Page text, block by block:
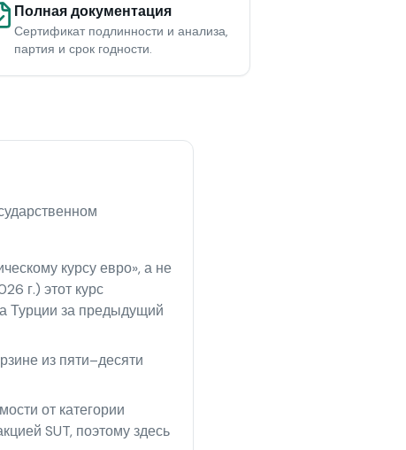
Полная документация
Сертификат подлинности и анализа,
партия и срок годности.
курсу евро», а не
г.) этот курс
Турции за предыдущий
из пяти–десяти
от категории
SUT, поэтому здесь